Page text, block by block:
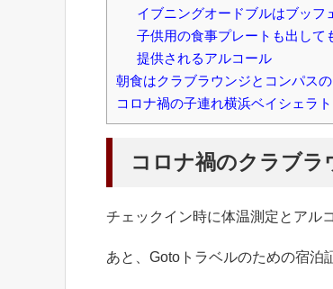
イブニングオードブルはブッ
子供用の食事プレートも出して
提供されるアルコール
朝食はクラブラウンジとコンパス
コロナ禍の子連れ横浜ベイシェラ
コロナ禍のクラブ
チェックイン時に体温測定とアル
あと、Gotoトラベルのための宿泊